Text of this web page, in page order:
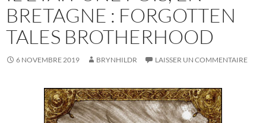
BRETAGNE : FORGOTTEN
TALES BROTHERHOOD
6 NOVEMBRE 2019 BRYNHILDR LAISSER UN COMMENTAIRE